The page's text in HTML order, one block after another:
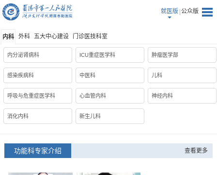
就医版 公众版
内科 外科 五大中心建设 门诊医技科室
内分泌肾病科 ICU重症医学科 肿瘤医学部
感染疾病科 中医科 儿科
呼吸与危重症医学科 心血管内科 神经内科
消化内科 新生儿科
功能科专家介绍 查看更多